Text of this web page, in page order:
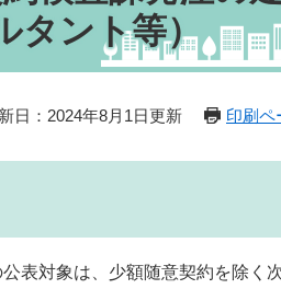
タント等）
日：2024年8月1日更新 印刷ペ
表対象は、少額随意契約を除く